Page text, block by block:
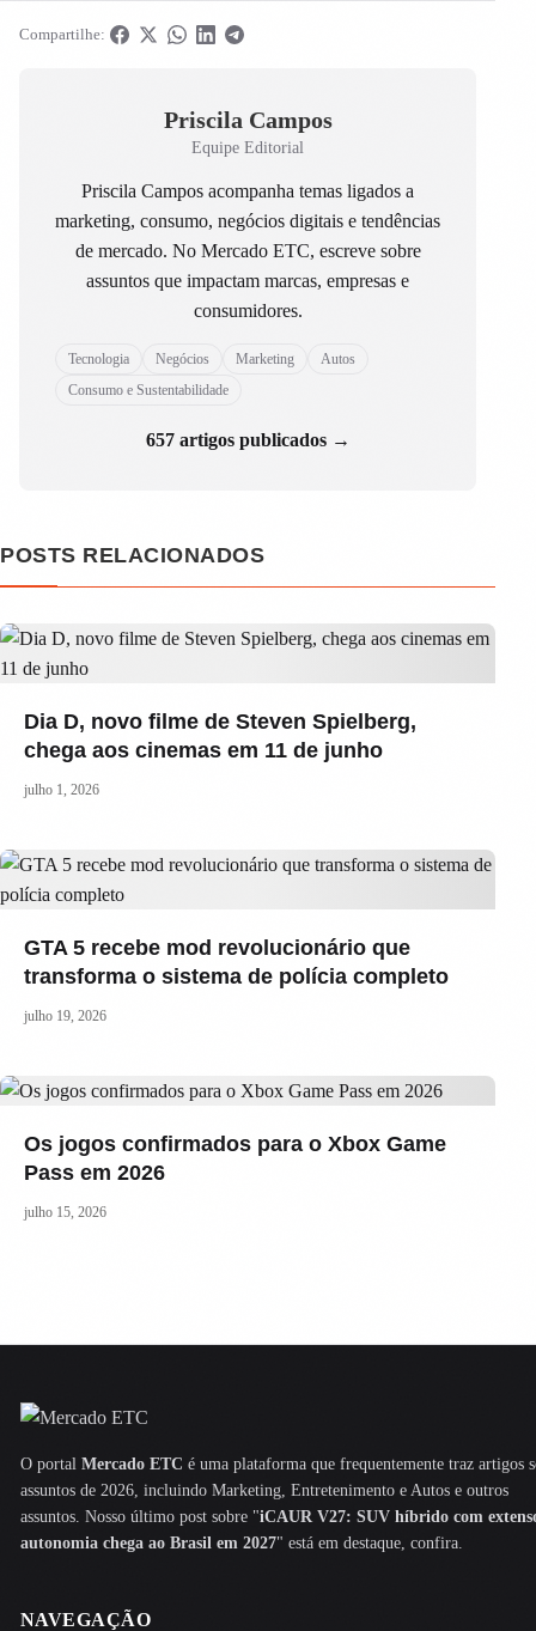
Compartilhe:
Priscila Campos
Equipe Editorial
Priscila Campos acompanha temas ligados a
marketing, consumo, negócios digitais e tendências
de mercado. No Mercado ETC, escreve sobre
assuntos que impactam marcas, empresas e
consumidores.
Tecnologia Negócios Marketing
Autos
Consumo e Sustentabilidade
657 artigos publicados →
POSTS RELACIONADOS
Dia D, novo filme de Steven Spielberg,
chega aos cinemas em 11 de junho
julho 1, 2026
GTA 5 recebe mod revolucionário que
transforma o sistema de polícia completo
julho 19, 2026
Os jogos confirmados para o Xbox Game
Pass em 2026
julho 15, 2026
O portal Mercado ETC é uma plataforma que frequentemente traz artigos
assuntos de 2026, incluindo Marketing, Entretenimento e Autos e outros
assuntos. Nosso último post sobre "iCAUR V27: SUV híbrido com
autonomia chega ao Brasil em 2027" está em destaque, confira.
NAVEGAÇÃO